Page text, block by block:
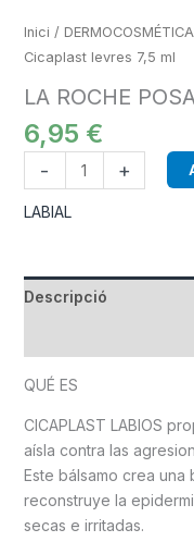
Inici / DERMOCOSMÉTICA
Cicaplast levres 7,5 ml
LA ROCHE
6,95 €
- +
LABIAL
Descripció
QUÉ ES
CICAPLAST LABIOS
aísla contra las
Este bálsamo crea
reconstruye la
secas e irritadas.